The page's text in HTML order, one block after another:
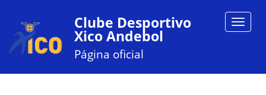
Toggle
Clube Desportivo
Xico Andebol
Página oficial